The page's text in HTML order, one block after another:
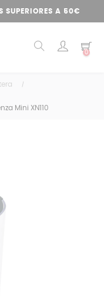
SUPERIORES A 50€
0
Mini XN110